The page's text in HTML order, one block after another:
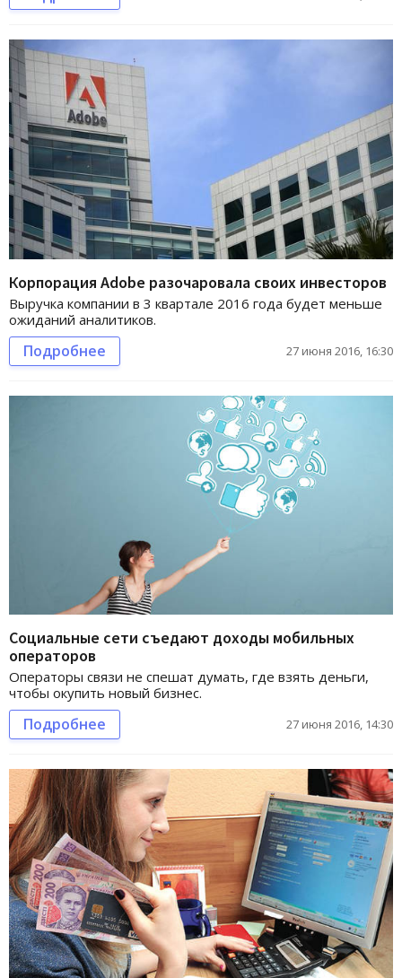
Корпорация Adobe разочаровала своих инвесторов
Выручка компании в 3 квартале 2016 года будет меньше
ожиданий аналитиков.
Подробнее 27 июня 2016, 16:30
Социальные сети съедают доходы мобильных
операторов
Операторы связи не спешат думать, где взять деньги,
чтобы окупить новый бизнес.
Подробнее 27 июня 2016, 14:30